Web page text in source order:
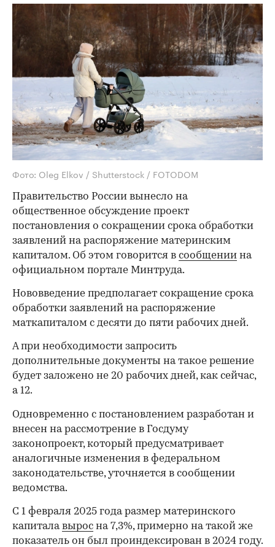
Фото: Oleg Elkov / Shutterstock / FOTODOM
Правительство России вынесло на
общественное обсуждение проект
постановления о сокращении срока обработки
заявлений на распоряжение материнским
капиталом. Об этом говорится в сообщении на
официальном портале Минтруда.
Нововведение предполагает сокращение срока
обработки заявлений на распоряжение
маткапиталом с десяти до пяти рабочих дней.
А при необходимости запросить
дополнительные документы на такое решение
будет заложено не 20 рабочих дней, как сейчас,
а 12.
00:00 00:00
Одновременно с постановлением разработан и
внесен на рассмотрение в Госдуму
законопроект, который предусматривает
аналогичные изменения в федеральном
законодательстве, уточняется в сообщении
ведомства.
С 1 февраля 2025 года размер материнского
капиталавырос на 7,3%, примерно на такой же
показатель он был проиндексирован в 2024 году.